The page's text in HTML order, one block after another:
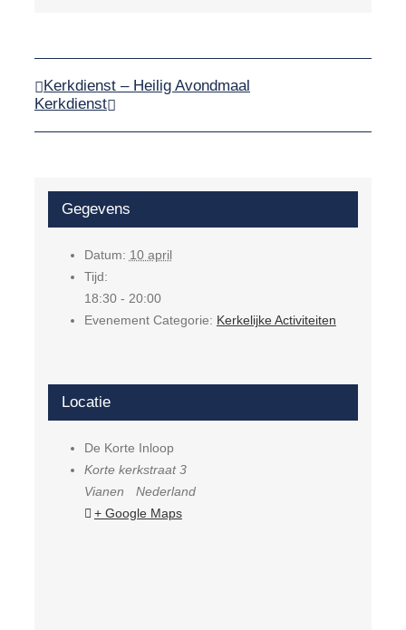
Kerkdienst – Heilig Avondmaal
Kerkdienst
Gegevens
Datum: 10 april
Tijd:
18:30 - 20:00
Evenement Categorie: Kerkelijke Activiteiten
Locatie
De Korte Inloop
Korte kerkstraat 3
Vianen
Nederland
+ Google Maps